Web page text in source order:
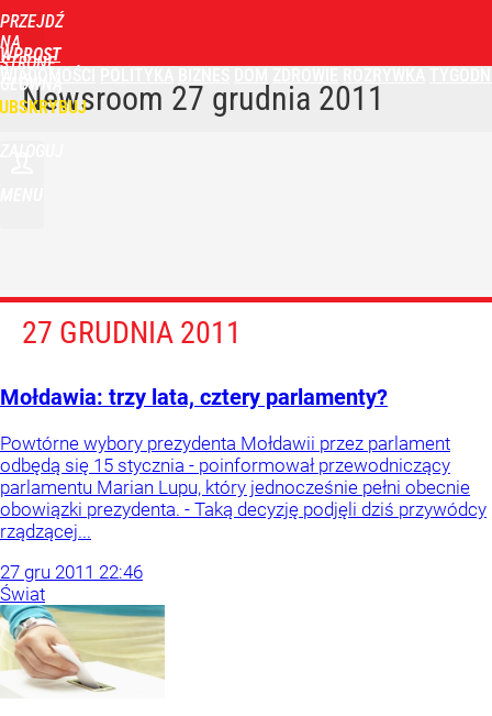
PRZEJDŹ
NA
STRONĘ
GŁÓWNĄ
WPROST
Newsroom 27 grudnia 2011
27 GRUDNIA 2011
Mołdawia: trzy lata, cztery parlamenty?
Powtórne wybory prezydenta Mołdawii przez parlament
odbędą się 15 stycznia - poinformował przewodniczący
parlamentu Marian Lupu, który jednocześnie pełni obecnie
obowiązki prezydenta. - Taką decyzję podjęli dziś przywódcy
rządzącej...
27 gru 2011 22:46
Świat